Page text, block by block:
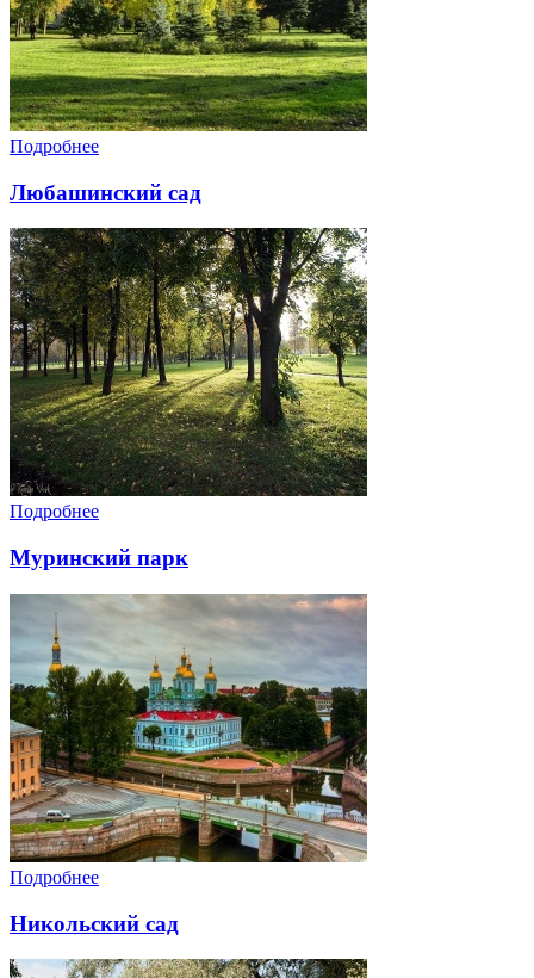
Подробнее
Любашинский сад
Подробнее
Муринский парк
Подробнее
Никольский сад